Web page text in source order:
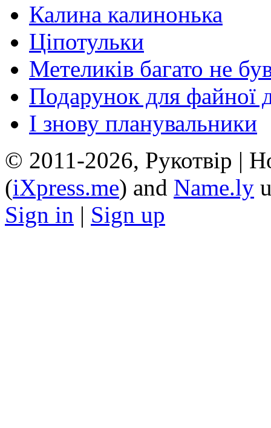
Калина калинонька
Ціпотульки
Метеликів багато не
Подарунок для файної
І знову планувальники
© 2011-2026, Рукотвір |
(iXpress.me) and Name.ly
Sign in | Sign up